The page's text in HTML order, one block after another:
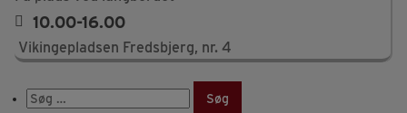
10.00-16.00
Vikingepladsen Fredsbjerg, nr. 4
Søg
efter: